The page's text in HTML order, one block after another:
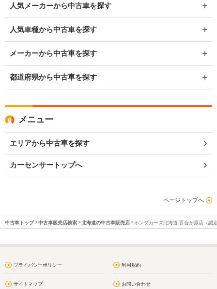
人気メーカーから中古車を探す
人気車種から中古車を探す
メーカーから中古車を探す
都道府県から中古車を探す
メニュー
エリアから中古車を探す
カーセンサートップへ
ページトップへ
中古車トップ 中古車販売店検索 北海道の中古車販売店 ホンダカーズ北海道 百合が原店（認
プライバシーポリシー 利用規約
サイトマップ お問い合わせ